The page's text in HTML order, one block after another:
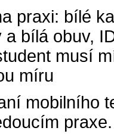
praxi: bílé
bílá obuv,
musí
míru
mobilního
praxe.